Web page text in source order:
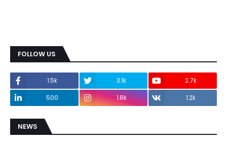
FOLLOW US
1.5k 3.1k
2.7k
500
1.8k 1.2k
NEWS